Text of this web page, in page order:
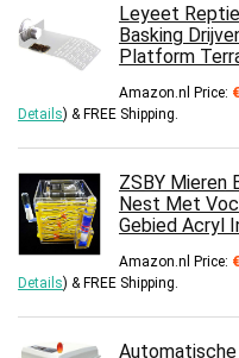
Leyeet
Basking
Platform
Amazon.nl Price: €
Details) & FREE Shipping
ZSBY Mieren
Nest Met
Gebied Acryl
Amazon.nl Price: €
Details) & FREE Shipping